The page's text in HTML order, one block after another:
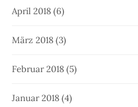
April 2018 (6)
März 2018 (3)
Februar 2018 (5)
Januar 2018 (4)